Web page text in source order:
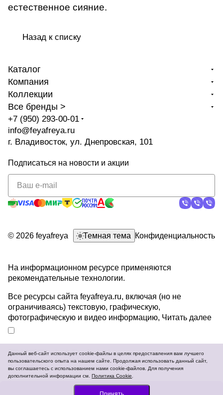
естественное сияние.
Назад к списку
Каталог
Компания
Коллекции
Все бренды >
+7 (950) 293-00-01
info@feyafreya.ru
г. Владивосток, ул. Днепровская, 101
Подписаться на новости и акции
© 2026 feyafreya Темная тема Конфиденциальность
На информационном ресурсе применяются
рекомендательные технологии.
Все ресурсы сайта feyafreya.ru, включая (но не
ограничиваясь) текстовую, графическую,
фотографическую и видео информацию, Читать далее
Разработка и продвижение сайтов
Данный веб-сайт использует cookie-файлы в целях предоставления вам лучшего
пользовательского опыта на нашем сайте. Продолжая использовать данный сайт,
вы соглашаетесь с использованием нами cookie-файлов. Для получения
дополнительной информации см.Политика Cookie